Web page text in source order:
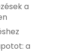
a
a